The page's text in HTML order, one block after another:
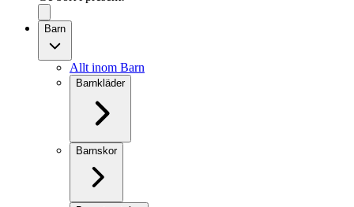
Barn
Allt inom Barn
Barnkläder
Barnskor